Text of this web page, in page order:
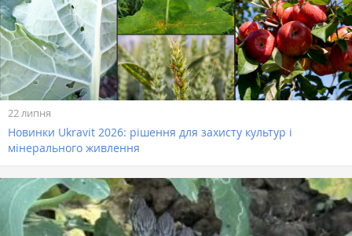
22 липня
Новинки Ukravit 2026: рішення для захисту культур і
мінерального живлення